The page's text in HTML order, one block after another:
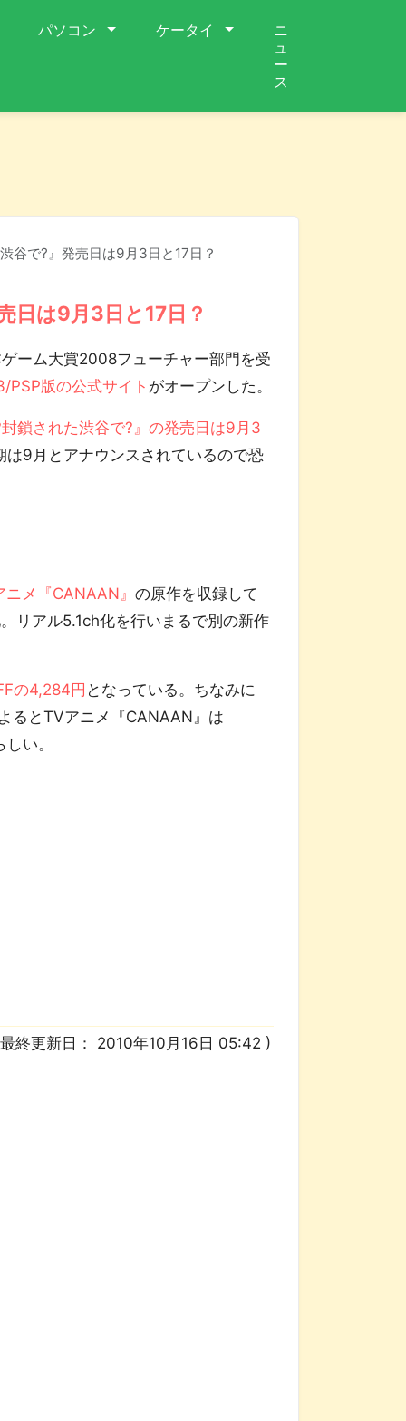
パソコン ケータイ
ニ
ュ
ー
ス
谷で?』発売日は9月3日と17日？
日は9月3日と17日？
ーム大賞2008フューチャー部門を受
PSP版の公式サイト がオープンした。
鎖された渋谷で?』の発売日は9月3
9月とアナウンスされているので恐
ニメ『CANAAN』の原作を収録して
リアル5.1ch化を行いまるで別の新作
の4,284円 となっている。ちなみに
るとTVアニメ『CANAAN』は
い。
終更新日： 2010年10月16日 05:42 )